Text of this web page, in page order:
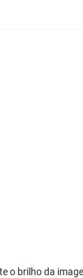
o brilho da